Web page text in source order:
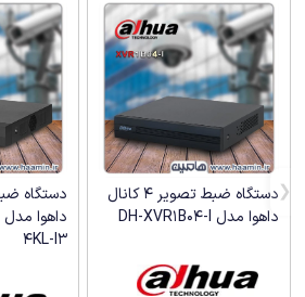
دستگاه ضبط تصویر 4 کانال
داهوا مدل DH-XVR1B04-I
4KL-I3